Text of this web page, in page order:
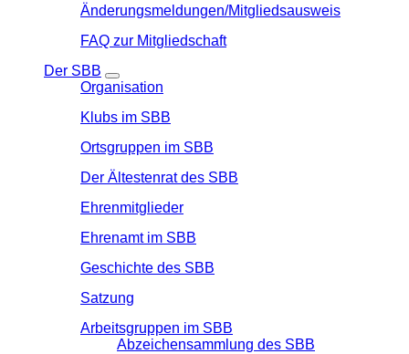
Änderungsmeldungen/Mitgliedsausweis
FAQ zur Mitgliedschaft
Der SBB
Organisation
Klubs im SBB
Ortsgruppen im SBB
Der Ältestenrat des SBB
Ehrenmitglieder
Ehrenamt im SBB
Geschichte des SBB
Satzung
Arbeitsgruppen im SBB
Abzeichensammlung des SBB